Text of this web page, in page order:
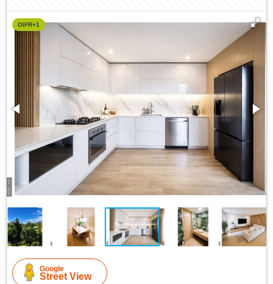
OIFR+1
Google
Street View